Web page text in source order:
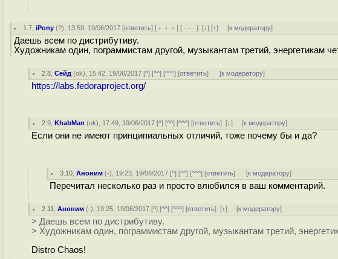
1.7 ,iPony (?), 13:59, 19/06/2017 [ответить] [ ﹢﹢﹢] [ · · ·][↓] [↑] [к модератору]
Даешь всем по дистрибутиву.
Художникам один, пограммистам другой, музыкантам третий, энергетикам
2.8 ,Сейд (ok), 15:42, 19/06/2017 [^] [^^] [^^^] [ответить] [к модератору]
https://labs.fedoraproject.org/
2.9 ,KhabMan (ok), 17:49, 19/06/2017 [^] [^^] [^^^] [ответить][↓] [к модератору]
Если они не имеют принципиальных отличий, тоже почему бы и да?
3.10 ,Аноним (-), 19:23, 19/06/2017 [^] [^^] [^^^] [ответить] [к модератору]
Перечитал несколько раз и просто влюбился в ваш комментарий.
2.11 ,Аноним (-), 19:25, 19/06/2017 [^] [^^] [^^^] [ответить][↑] [к модератору]
> Даешь всем по дистрибутиву.
> Художникам один, пограммистам другой, музыкантам третий,
Distro Chaos!